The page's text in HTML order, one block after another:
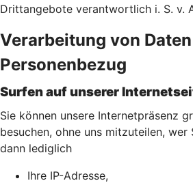
Drittangebote verantwortlich i. S. v.
Verarbeitung von
Personenbezug
Surfen auf unserer
Sie können unsere Internetpräsenz
besuchen, ohne uns mitzuteilen, wer
dann lediglich
Ihre IP-Adresse,